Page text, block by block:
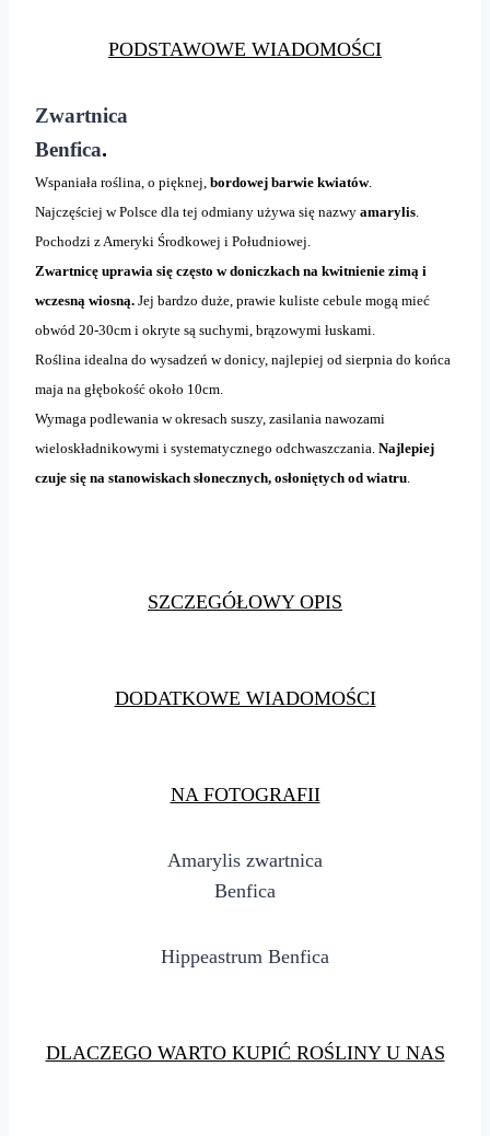
PODSTAWOWE WIADOMOŚCI
Zwartnica
Benfica.
Wspaniała roślina, o pięknej, bordowej barwie kwiatów.
Najczęściej w Polsce dla tej odmiany używa się nazwy amarylis.
Pochodzi z Ameryki Środkowej i Południowej.
Zwartnicę uprawia się często w doniczkach na kwitnienie zimą i
wczesną wiosną. Jej bardzo duże, prawie kuliste cebule mogą mieć
obwód 20-30cm i okryte są suchymi, brązowymi łuskami.
Roślina idealna do wysadzeń w donicy, najlepiej od sierpnia do końca
maja na głębokość około 10cm.
Wymaga podlewania w okresach suszy, zasilania nawozami
wieloskładnikowymi i systematycznego odchwaszczania. Najlepiej
czuje się na stanowiskach słonecznych, osłoniętych od wiatru.
SZCZEGÓŁOWY OPIS
DODATKOWE WIADOMOŚCI
NA FOTOGRAFII
Amarylis zwartnica
Benfica
Hippeastrum Benfica
DLACZEGO WARTO KUPIĆ ROŚLINY U NAS